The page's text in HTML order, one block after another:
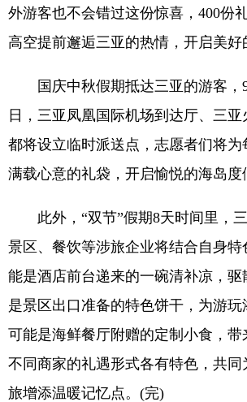
外游客也不会错过这份惊喜，400份
高空提前邂逅三亚的热情，开启美好
国庆中秋假期抵达三亚的游客，9
日，三亚凤凰国际机场到达厅、三亚
都将设立临时派送点，志愿者们将
满载心意的礼袋，开启愉悦的海岛度
此外，“双节”假期8天时间里，三
景区、餐饮等涉旅企业将结合自身
能是酒店前台递来的一碗清补凉，
是景区出口准备的特色饼干，为游
可能是海鲜餐厅附赠的定制小食，带
不同商家的礼遇形式各有特色，共同
旅增添温暖记忆点。(完)